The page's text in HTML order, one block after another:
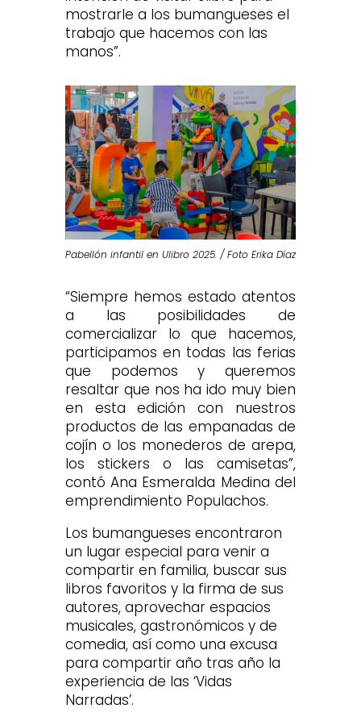
mostrarle a los bumangueses el
trabajo que hacemos con las
manos”.
Pabellón infantil en Ulibro 2025. / Foto Erika Díaz
“Siempre hemos estado atentos
a las posibilidades de
comercializar lo que hacemos,
participamos en todas las ferias
que podemos y queremos
resaltar que nos ha ido muy bien
en esta edición con nuestros
productos de las empanadas de
cojín o los monederos de arepa,
los stickers o las camisetas”,
contó Ana Esmeralda Medina del
emprendimiento Populachos.
Los bumangueses encontraron
un lugar especial para venir a
compartir en familia, buscar sus
libros favoritos y la firma de sus
autores, aprovechar espacios
musicales, gastronómicos y de
comedia, así como una excusa
para compartir año tras año la
experiencia de las ‘Vidas
Narradas’.